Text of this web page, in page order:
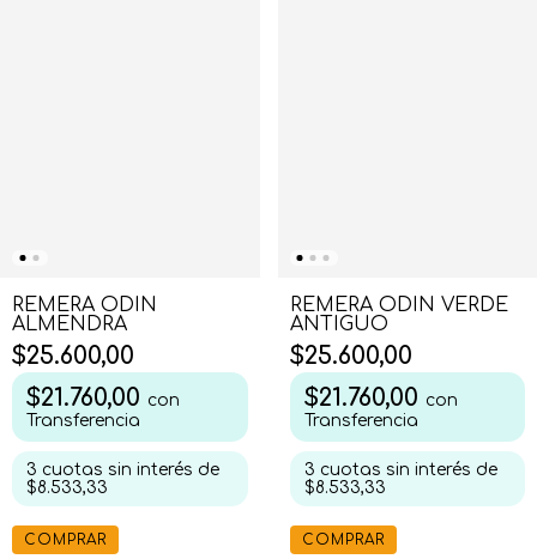
REMERA ODIN
ALMENDRA
$25.600,00
$21.760,00 con
Transferencia
3 cuotas sin interés de
$8.533,33
COMPRAR
REMERA ODIN VERDE
ANTIGUO
$25.600,00
$21.760,00 con
Transferencia
3 cuotas sin interés de
$8.533,33
COMPRAR